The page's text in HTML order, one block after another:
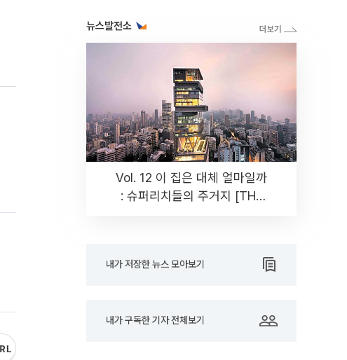
뉴스발전소
Vol. 12 이 집은 대체 얼마일까
: 슈퍼리치들의 주거지 [THE
내가 저장한 뉴스 모아보기
내가 구독한 기자 전체보기